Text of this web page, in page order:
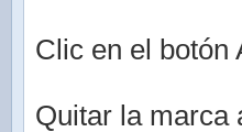
Clic en el botón
Quitar la marca